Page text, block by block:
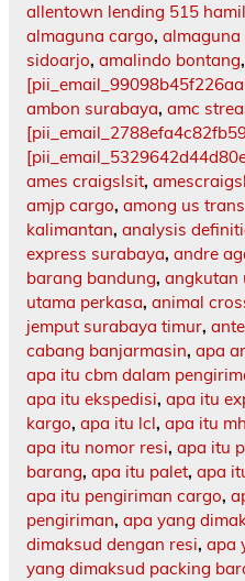
allentown lending 515
almaguna cargo,
sidoarjo, amalindo bontang,
ambon surabaya, amc
ames craigslsit,
amjp cargo, among us
kalimantan, analysis
express surabaya, andre
barang bandung, angkutan
utama perkasa, animal
jemput surabaya timur,
cabang banjarmasin, apa
apa itu cbm dalam
apa itu ekspedisi, apa itu
kargo, apa itu lcl, apa itu
apa itu nomor resi, apa itu
barang, apa itu palet, apa
apa itu pengiriman cargo,
pengiriman, apa yang
dimaksud dengan resi, apa
yang dimaksud packing